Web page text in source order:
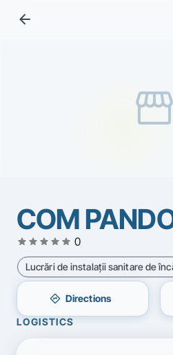
arrow_back
storefront
COM
star star star star star 0
directions Directions
LOGISTICS